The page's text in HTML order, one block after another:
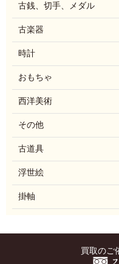
古銭、切手、メダル
古楽器
時計
おもちゃ
西洋美術
その他
古道具
浮世絵
掛軸
買取のご